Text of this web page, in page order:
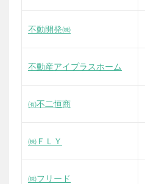
不動開発㈱
不動産アイプラスホーム
㈲不二恒商
㈱ＦＬＹ
㈱フリード